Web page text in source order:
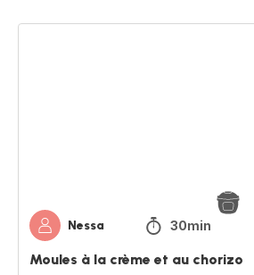
Nessa 30min
Moules à la crème et au chorizo